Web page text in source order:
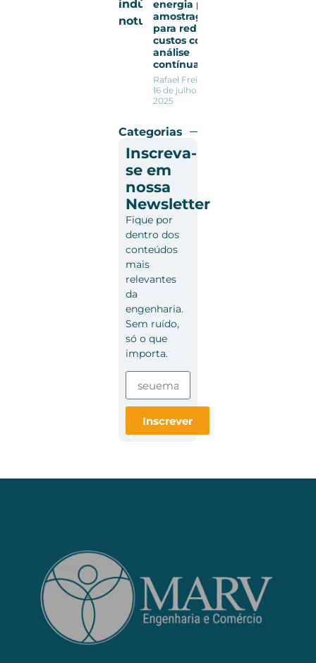
energia por
amostragem
para reduzir
custos com
análise
contínua
Rafael Freitas
16 de julho de
2025
Categorias
Inscreva-
se em
nossa
Newsletter
Fique por
dentro dos
conteúdos
mais
relevantes
da
engenharia.
Sem ruído,
só o que
importa.
Inscrever